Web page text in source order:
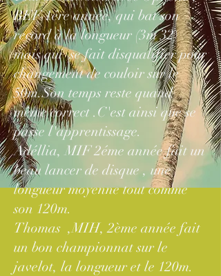
BEF 1ére année, qui bat son
record à la longueur (3m 32)
mais qui se fait disqualifier pour
changement de couloir sur le
50m.Son temps reste quand
même correct .C'est ainsi que se
passe l'apprentissage.
Adéllia, MIF 2éme année fait un
beau lancer de disque , une
longueur moyenne tout comme
son 120m.
Thomas ,MIH, 2ème année fait
un bon championnat sur le
javelot, la longueur et le 120m.